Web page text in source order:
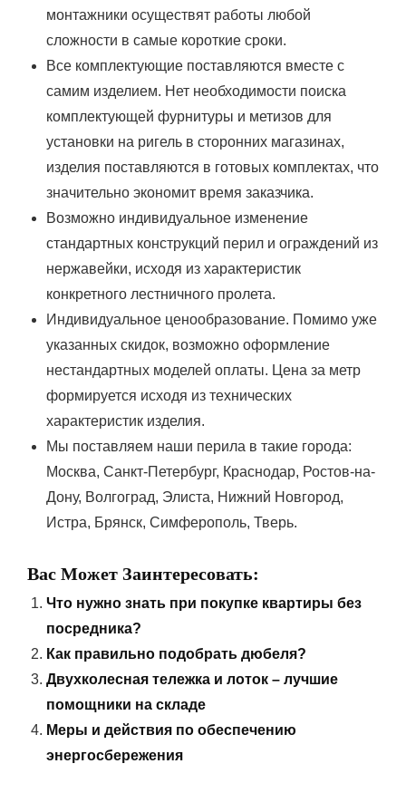
монтажники осуществят работы любой
сложности в самые короткие сроки.
Все комплектующие поставляются вместе с
самим изделием. Нет необходимости поиска
комплектующей фурнитуры и метизов для
установки на ригель в сторонних магазинах,
изделия поставляются в готовых комплектах, что
значительно экономит время заказчика.
Возможно индивидуальное изменение
стандартных конструкций перил и ограждений из
нержавейки, исходя из характеристик
конкретного лестничного пролета.
Индивидуальное ценообразование. Помимо уже
указанных скидок, возможно оформление
нестандартных моделей оплаты. Цена за метр
формируется исходя из технических
характеристик изделия.
Мы поставляем наши перила в такие города:
Москва, Санкт-Петербург, Краснодар, Ростов-на-
Дону, Волгоград, Элиста, Нижний Новгород,
Истра, Брянск, Симферополь, Тверь.
Вас Может Заинтересовать:
Что нужно знать при покупке квартиры без
посредника?
Как правильно подобрать дюбеля?
Двухколесная тележка и лоток – лучшие
помощники на складе
Меры и действия по обеспечению
энергосбережения